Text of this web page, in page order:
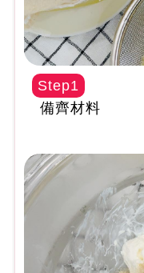
Step1
備齊材料